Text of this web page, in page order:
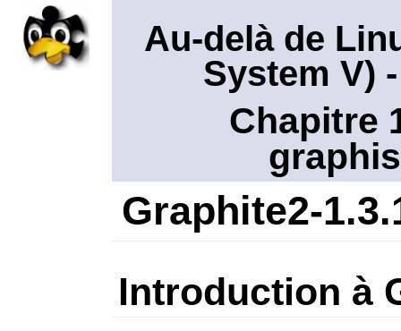
Au-delà de
System V)
Chapitre
Graphite2-
Introduction à